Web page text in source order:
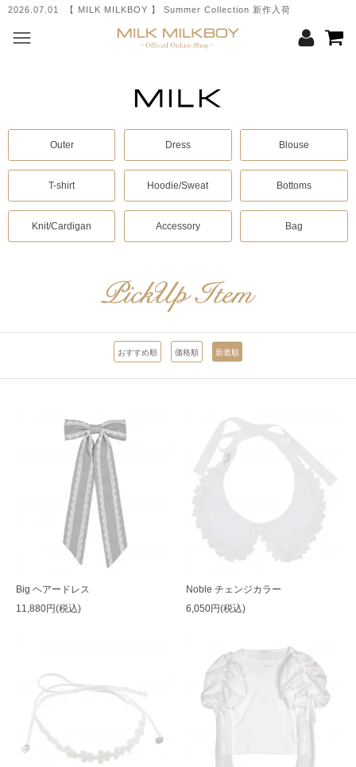
2026.07.01 【 MILK MILKBOY 】 Summer Collection 新作入荷
Outer Dress Blouse
T-shirt Hoodie/Sweat Bottoms
Knit/Cardigan Accessory Bag
おすすめ順 価格順 新着順
Big ヘアードレス
11,880円(税込)
Noble チェンジカラー
6,050円(税込)